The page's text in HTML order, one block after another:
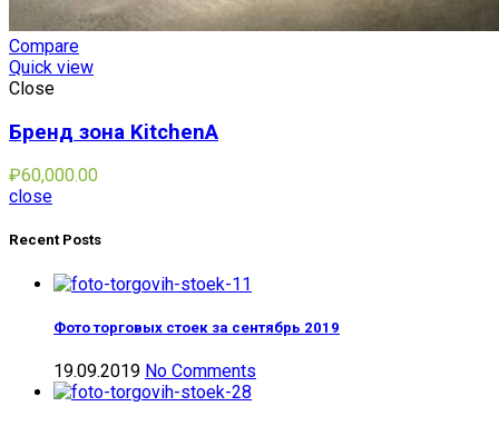
Compare
Quick view
Close
Бренд зона KitchenA
₽60,000.00
close
Recent Posts
Фото торговых стоек за сентябрь 2019
19.09.2019 No Comments